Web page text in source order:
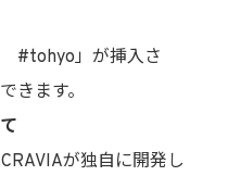
#tohyo」が挿入さ
きます。
が独自に開発し